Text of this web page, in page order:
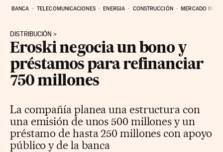
BANCA TELECOMUNICACIONES ENERGIA CONSTRUCCIÓN MERCADO
DISTRIBUCIÓN
Eroski negocia un bono y
préstamos para refinanciar
750 millones
La compañía planea una estructura con
una emisión de unos 500 millones y un
préstamo de hasta 250 millones con apoyo
público y de la banca